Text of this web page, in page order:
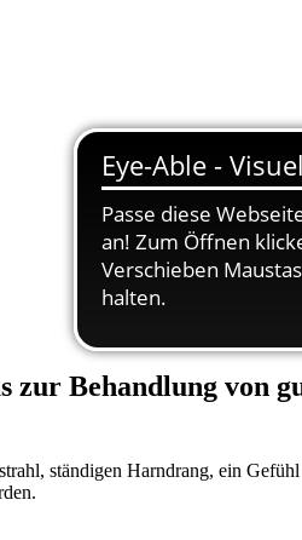
zur Behandlung von
ständigen Harndrang, ein